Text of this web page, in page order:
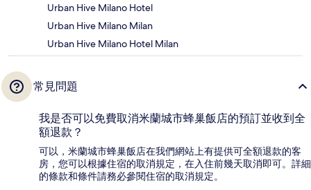
Urban Hive Milano Hotel
Urban Hive Milano Milan
Urban Hive Milano Hotel Milan
常見問題
我是否可以免費取消米蘭城市蜂巢飯店的預訂並收到全
額退款？
可以，米蘭城市蜂巢飯店在我們網站上有提供可全額退款的客
房，您可以根據住宿的取消規定，在入住前幾天取消即可。詳細
的條款和條件請務必參閱住宿的取消規定。